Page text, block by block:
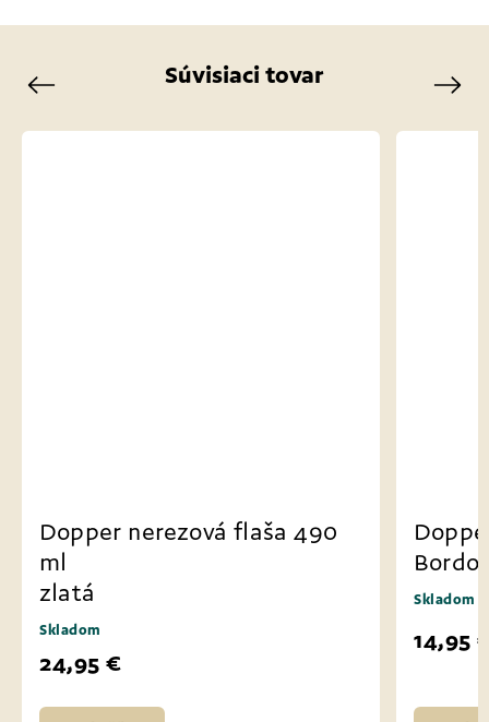
Súvisiaci tovar
Previous
Dopper nerezová flaša 490
ml
zlatá
Skladom
24,95 €
Skladom
14,95
Next